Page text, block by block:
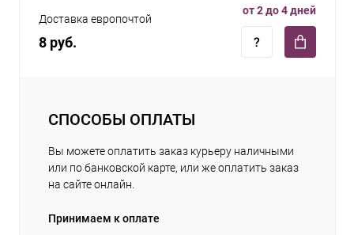
Доставка европочтой
8 руб.
от 2 до 4 дней
СПОСОБЫ ОПЛАТЫ
Вы можете оплатить заказ курьеру наличными
или по банковской карте, или же оплатить заказ
на сайте онлайн.
Принимаем к оплате